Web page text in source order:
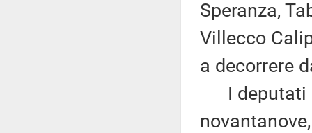
Speranza,
Villecco
a decorrere
I deputati